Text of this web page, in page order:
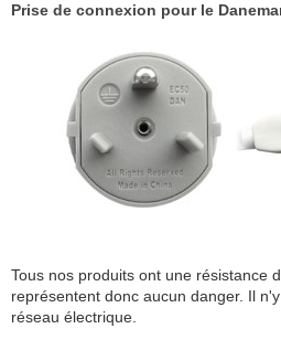
Prise de connexion pour le
Tous nos produits ont une résistance
représentent donc aucun danger. Il
réseau électrique.